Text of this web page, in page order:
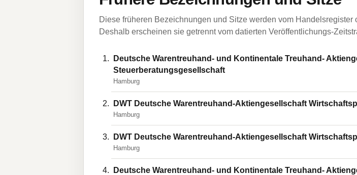
Diese früheren Bezeichnungen und Sitze werden vom
Deshalb erscheinen sie getrennt vom datierten Veröffentlichungs-
Deutsche Warentreuhand- und Kontinentale Treuhand-
Steuerberatungsgesellschaft
Hamburg
DWT Deutsche Warentreuhand-Aktiengesellschaft
Hamburg
DWT Deutsche Warentreuhand-Aktiengesellschaft
Hamburg
Deutsche Warentreuhand- und Kontinentale Treuhand-